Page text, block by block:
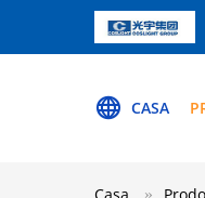
CASA